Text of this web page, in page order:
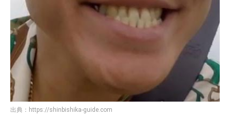
出典： https://shinbishika-guide.com